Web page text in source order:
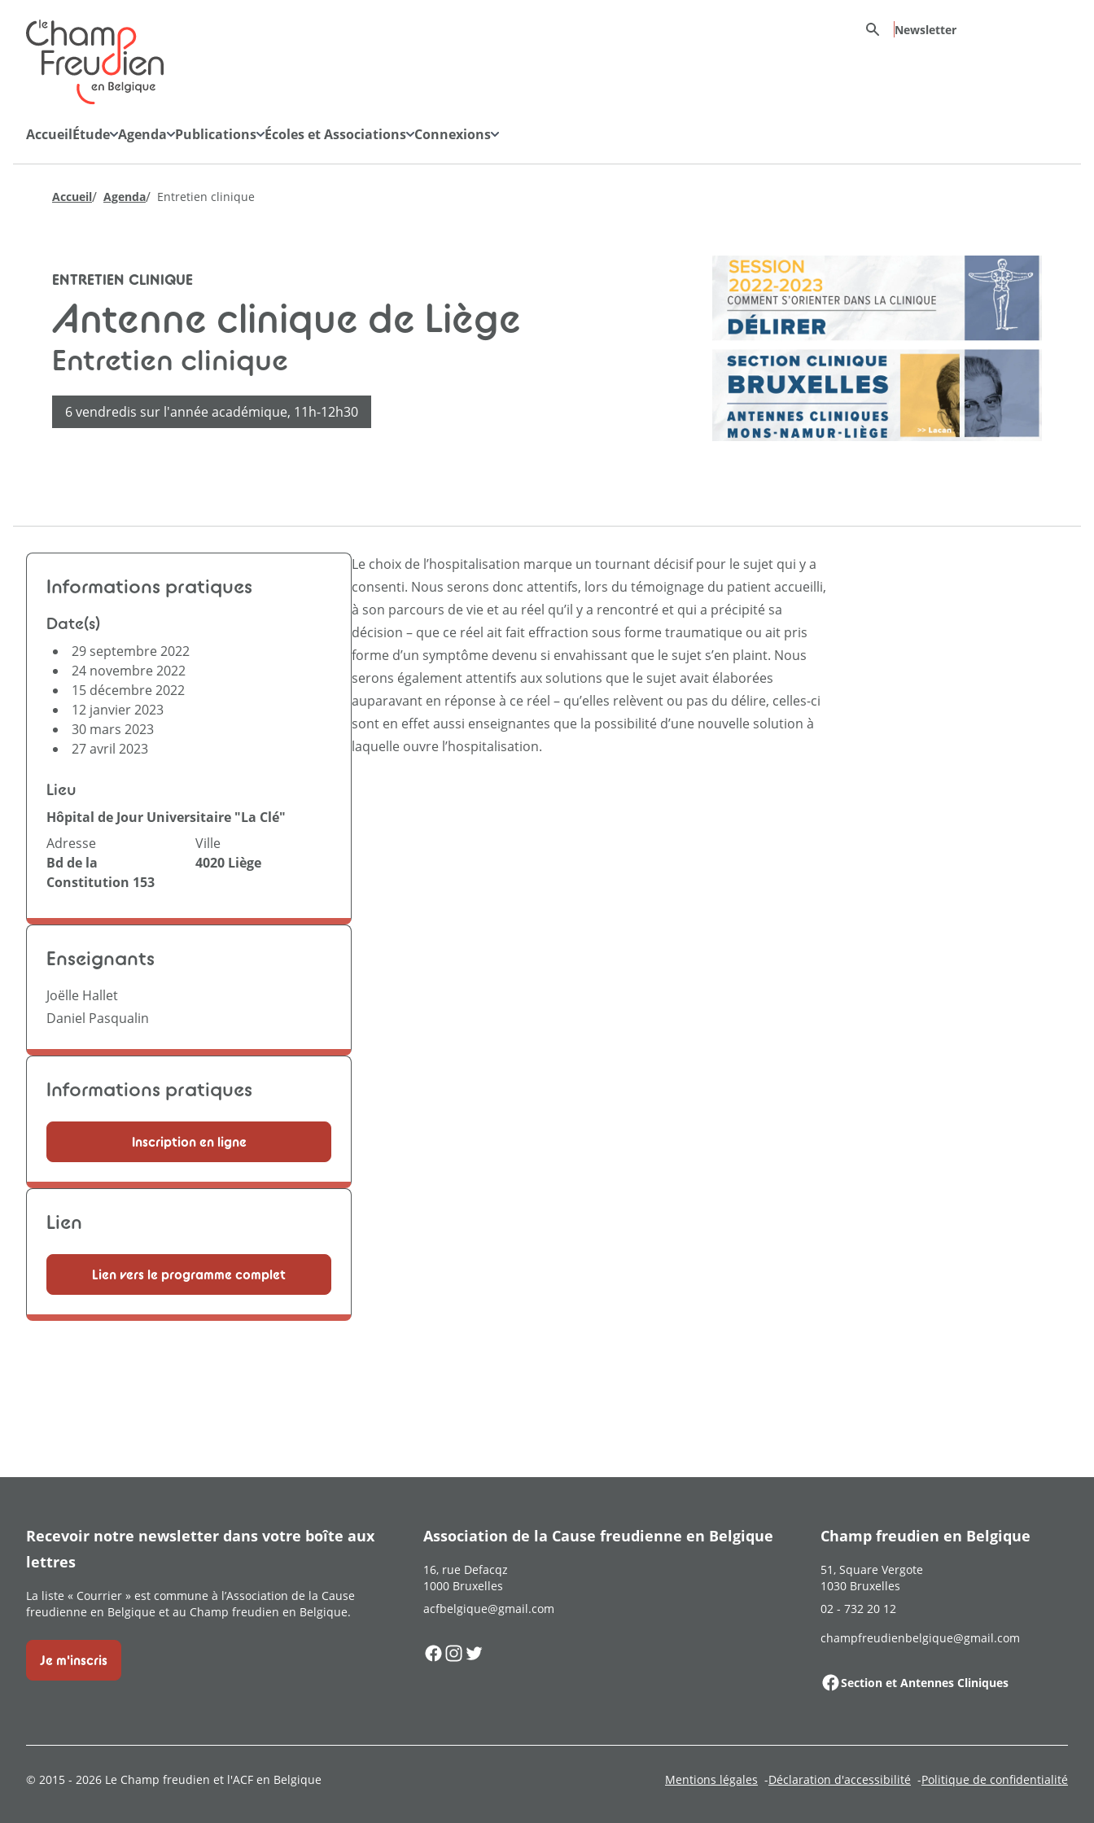
Retourner à l'accueil RechercheNewsletter
AccueilÉtude Agenda Publications
Hebdo-blog
Courtil en ligneS
Écoles et Associations Connexions
Accueil/ Agenda/ Entretien clinique
ENTRETIEN CLINIQUE
Antenne clinique de Liège
Entretien clinique
6 vendredis sur l'année académique, 11h-12h30
Le choix de l’hospitalisation marque un tournant décisif pour le sujet qui y a
consenti. Nous serons donc attentifs, lors du témoignage du patient accueilli,
à son parcours de vie et au réel qu’il y a rencontré et qui a précipité sa
décision – que ce réel ait fait effraction sous forme traumatique ou ait pris
forme d’un symptôme devenu si envahissant que le sujet s’en plaint. Nous
serons également attentifs aux solutions que le sujet avait élaborées
auparavant en réponse à ce réel – qu’elles relèvent ou pas du délire, celles-ci
sont en effet aussi enseignantes que la possibilité d’une nouvelle solution à
laquelle ouvre l’hospitalisation.
Informations pratiques
Date(s)
29 septembre 2022
24 novembre 2022
15 décembre 2022
12 janvier 2023
30 mars 2023
27 avril 2023
Lieu
Hôpital de Jour Universitaire "La Clé"
Adresse
Bd de la
Constitution 153
Ville
4020 Liège
Enseignants
Joëlle Hallet
Daniel Pasqualin
Informations pratiques
Inscription en ligne
Lien
Lien vers le programme complet
Recevoir notre newsletter dans votre boîte aux
lettres
La liste « Courrier » est commune à l’Association de la Cause
freudienne en Belgique et au Champ freudien en Belgique.
Je m'inscris
Association de la Cause freudienne en Belgique
16, rue Defacqz
1000 Bruxelles
acfbelgique@gmail.com
Suivez-nous sur
Suivez-nous sur
Suivez-nous sur
Champ freudien en Belgique
51, Square Vergote
1030 Bruxelles
02 - 732 20 12
champfreudienbelgique@gmail.com
Section et Antennes Cliniques
© 2015 - 2026 Le Champ freudien et l'ACF en Belgique Mentions légales Déclaration d'accessibilité Politique de confidentialité